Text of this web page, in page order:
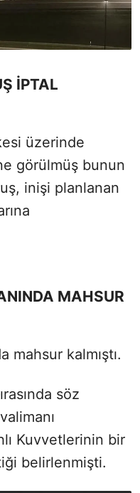
İPTAL
üzerinde
görülmüş bunun
inişi planlanan
MAHSUR
mahsur kalmıştı.
söz
Kuvvetlerinin bir
belirlenmişti.